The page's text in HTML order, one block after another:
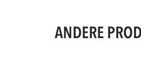
ANDERE